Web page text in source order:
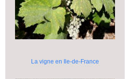
La vigne en Ile-de-France